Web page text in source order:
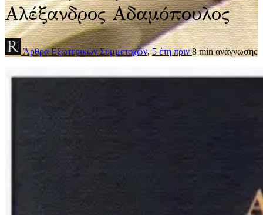
Αλέξανδρος Αδαμόπουλος
Άρθρα Εξωτερικών Συμμετοχών,5 έτη πριν8 minανάγνωσης